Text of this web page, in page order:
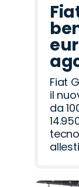
Fiat
il
da